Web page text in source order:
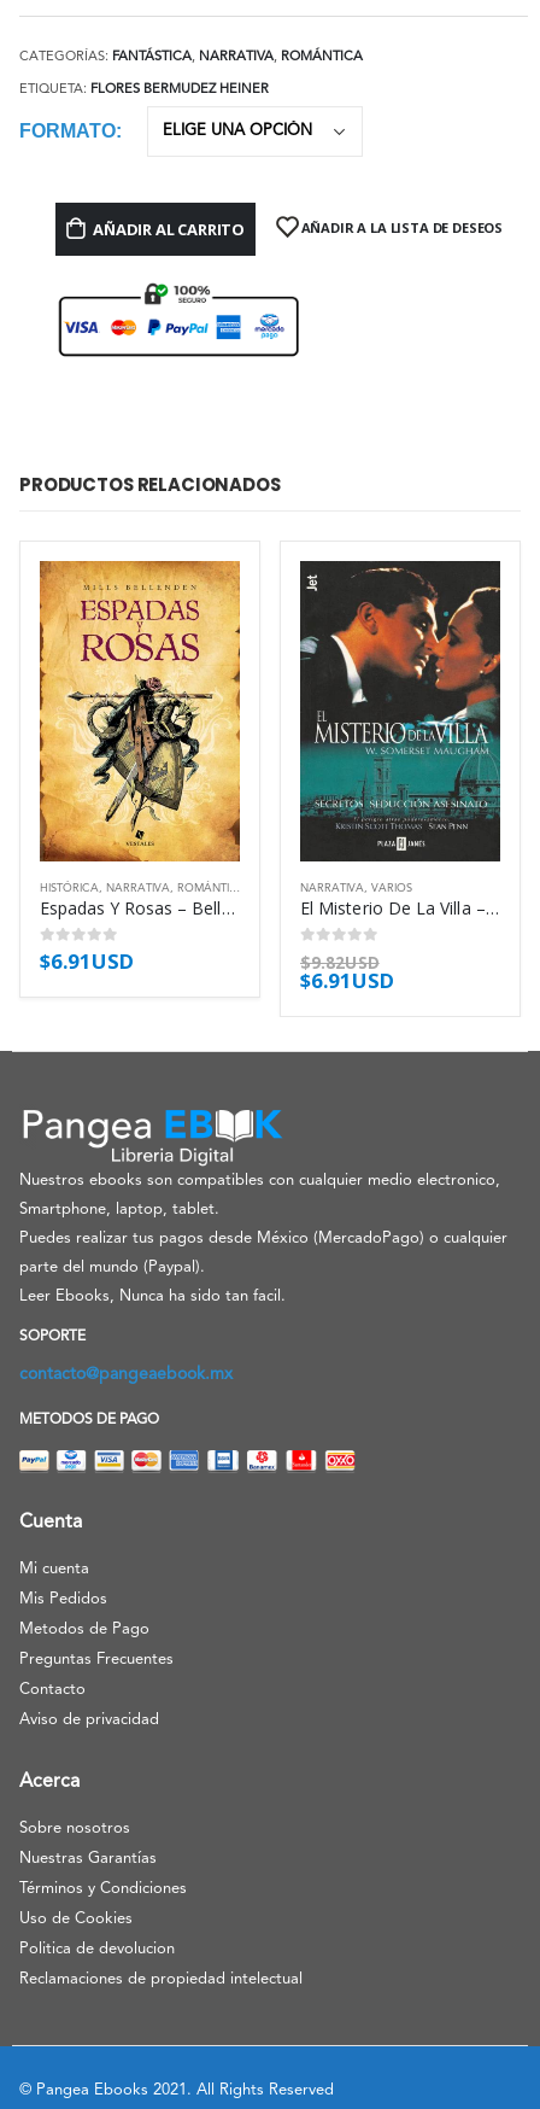
CATEGORÍAS: FANTÁSTICA, NARRATIVA, ROMÁNTICA
ETIQUETA: FLORES BERMUDEZ HEINER
FORMATO
AÑADIR AL CARRITO AÑADIR A LA LISTA DE DESEOS
PRODUCTOS RELACIONADOS
HISTÓRICA, NARRATIVA, ROMÁNTICA
Espadas Y Rosas – Bellenden Mills
0out of 5
$6.91USD
NARRATIVA, VARIOS
El Misterio De La Villa – Maugham W Somerset
0out of 5
$9.82USD
$6.91USD
Nuestros ebooks son compatibles con cualquier medio electronico,
Smartphone, laptop, tablet.
Puedes realizar tus pagos desde México (MercadoPago) o cualquier
parte del mundo (Paypal).
Leer Ebooks, Nunca ha sido tan facil.
SOPORTE
contacto@pangeaebook.mx
METODOS DE PAGO
Cuenta
Mi cuenta
Mis Pedidos
Metodos de Pago
Preguntas Frecuentes
Contacto
Aviso de privacidad
Acerca
Sobre nosotros
Nuestras Garantías
Términos y Condiciones
Uso de Cookies
Politica de devolucion
Reclamaciones de propiedad intelectual
© Pangea Ebooks 2021. All Rights Reserved